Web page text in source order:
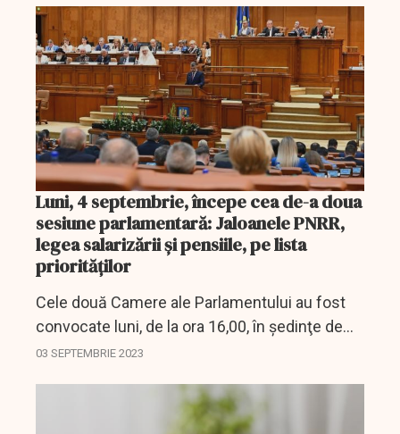
Luni, 4 septembrie, începe cea de-a doua
sesiune parlamentară: Jaloanele PNRR,
legea salarizării şi pensiile, pe lista
priorităţilor
Cele două Camere ale Parlamentului au fost
convocate luni, de la ora 16,00, în şedinţe de
plen separate, de conducerile Senatului şi,
03 SEPTEMBRIE 2023